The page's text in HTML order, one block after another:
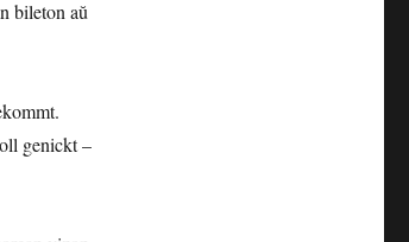
bileton aŭ
genickt –